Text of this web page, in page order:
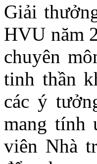
Giải
HVU năm
chuyên
tinh thần
các ý
mang tính
viên Nhà